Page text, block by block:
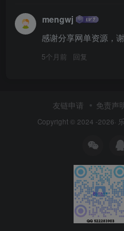
mengwj
感谢分享网单资源，谢
5个月前 回复
友链申请 免责声
Copyright © 2024 -2026·